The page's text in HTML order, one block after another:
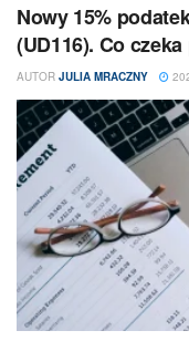
Nowy 15%
(UD116). Co
AUTOR JULIA MRACZNY